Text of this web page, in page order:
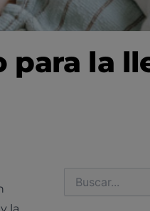
para la
por: